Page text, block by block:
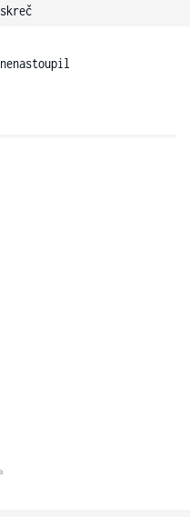
skreč
nenastoupil